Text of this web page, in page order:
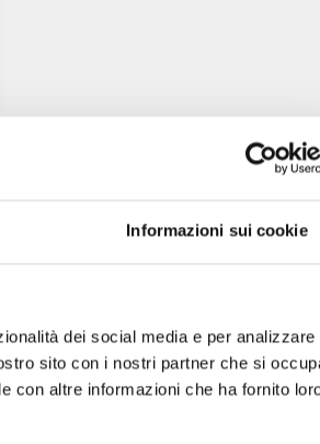
Informazioni sui cookie
dei social media e per analizzare
sito con i nostri partner che si
con altre informazioni che ha fornito
n. 9